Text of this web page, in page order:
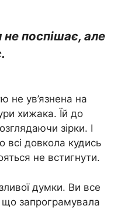
поспішає, але
не ув’язнена на
хижака. Їй до
зірки. І
всі довкола кудись
не встигнути.
​​думки. Ви все
запрограмувала